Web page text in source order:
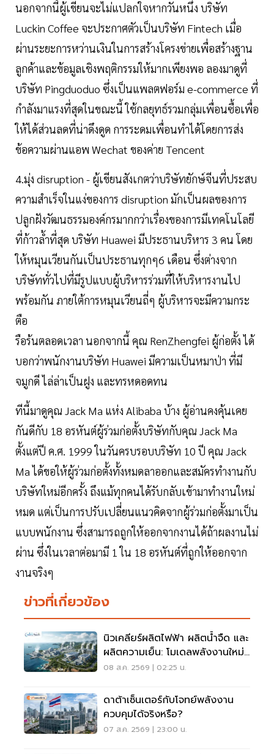
นอกจากนี้ผู้เขียนจะไม่แปลกใจหากวันหนึ่ง บริษัท
Luckin Coffee จะประกาศตัวเป็นบริษัท Fintech เมื่อ
ผ่านระยะการหว่านเงินในการสร้างโครงข่ายเพื่อสร้างฐาน
ลูกค้าและข้อมูลเชิงพฤติกรรมให้มากเพียงพอ ลองมาดูที่
บริษัท Pingduoduo ซึ่งเป็นแพลตฟอร์ม e-commerce ที่
กำลังมาแรงที่สุดในขณะนี้ ใช้กลยุทธ์รวมกลุ่มเพื่อนซื้อเพื่อ
ให้ได้ส่วนลดที่น่าดึงดูด การระดมเพื่อนทำได้โดยการส่ง
ข้อความผ่านแอพ Wechat ของค่าย Tencent
4.มุ่ง disruption - ผู้เขียนสังเกตว่าบริษัทยักษ์จีนที่ประสบ
ความสำเร็จในแง่ของการ disruption มักเป็นผลของการ
ปลูกฝังวัฒนธรรมองค์กรมากกว่าเรื่องของการมีเทคโนโลยี
ที่ก้าวลํ้าที่สุด บริษัท Huawei มีประธานบริหาร 3 คน โดย
ให้หมุนเวียนกันเป็นประธานทุกๆ6 เดือน ซึ่งต่างจาก
บริษัททั่วไปที่มีรูปแบบผู้บริหารร่วมที่ให้บริหารงานไป
พร้อมกัน ภายใต้การหมุนเวียนถี่ๆ ผู้บริหารจะมีความกระ
ตือ
รือร้นตลอดเวลา นอกจากนี้ คุณ RenZhengfei ผู้ก่อตั้ง ได้
บอกว่าพนักงานบริษัท Huawei มีความเป็นหมาป่า ที่มี
จมูกดี ไล่ล่าเป็นฝูง และทรหดอดทน
ทีนี้มาดูคุณ Jack Ma แห่ง Alibaba บ้าง ผู้อ่านคงคุ้นเคย
กันดีกับ 18 อรหันต์ผู้ร่วมก่อตั้งบริษัทกับคุณ Jack Ma
ตั้งแต่ปี ค.ศ. 1999 ในวันครบรอบบริษัท 10 ปี คุณ Jack
Ma ได้ขอให้ผู้ร่วมก่อตั้งทั้งหมดลาออกและสมัครทำงานกับ
บริษัทใหม่อีกครั้ง ถึงแม้ทุกคนได้รับกลับเข้ามาทำงานใหม่
หมด แต่เป็นการปรับเปลี่ยนแนวคิดจากผู้ร่วมก่อตั้งมาเป็น
แบบพนักงาน ซึ่งสามารถถูกให้ออกจากงานได้ถ้าผลงานไม่
ผ่าน ซึ่งในเวลาต่อมามี 1 ใน 18 อรหันต์ที่ถูกให้ออกจาก
งานจริงๆ
ข่าวที่เกี่ยวข้อง
นิวเคลียร์ผลิตไฟฟ้า ผลิตน้ำจืด และ
ผลิตความเย็น: โมเดลพลังงานใหม่
สำหรับ AI Data Center แห่ง
08 ส.ค. 2569 | 02:25 น.
ดาต้าเซ็นเตอร์กับโจทย์พลังงาน
ควบคุมได้จริงหรือ?
07 ส.ค. 2569 | 23:00 น.